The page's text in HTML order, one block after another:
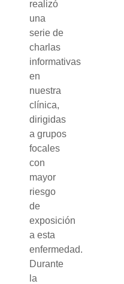
realizó
una
serie de
charlas
informativas
en
nuestra
clínica,
dirigidas
a grupos
focales
con
mayor
riesgo
de
exposición
a esta
enfermedad.
Durante
la